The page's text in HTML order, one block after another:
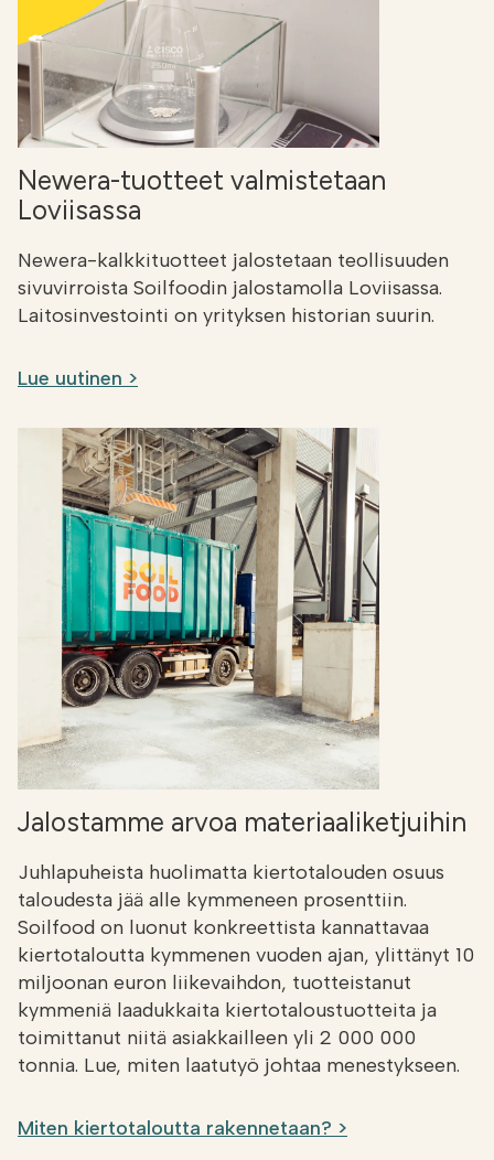
Newera-tuotteet valmistetaan
Loviisassa
Newera-kalkkituotteet jalostetaan teollisuuden
sivuvirroista Soilfoodin jalostamolla Loviisassa.
Laitosinvestointi on yrityksen historian suurin.
Lue uutinen >
Jalostamme arvoa materiaaliketjuihin
Juhlapuheista huolimatta kiertotalouden osuus
taloudesta jää alle kymmeneen prosenttiin.
Soilfood on luonut konkreettista kannattavaa
kiertotaloutta kymmenen vuoden ajan, ylittänyt 10
miljoonan euron liikevaihdon, tuotteistanut
kymmeniä laadukkaita kiertotaloustuotteita ja
toimittanut niitä asiakkailleen yli 2 000 000
tonnia. Lue, miten laatutyö johtaa menestykseen.
Miten kiertotaloutta rakennetaan? >